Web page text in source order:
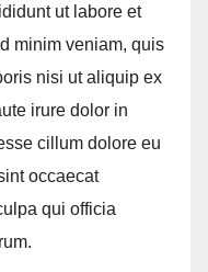
ut labore et
minim veniam, quis
nisi ut aliquip ex
irure dolor in
cillum dolore eu
occaecat
qui officia